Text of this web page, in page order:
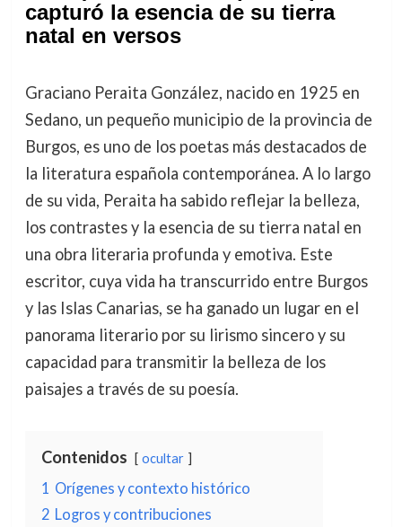
capturó la esencia de su tierra
natal en versos
Graciano Peraita González, nacido en 1925 en
Sedano, un pequeño municipio de la provincia de
Burgos, es uno de los poetas más destacados de
la literatura española contemporánea. A lo largo
de su vida, Peraita ha sabido reflejar la belleza,
los contrastes y la esencia de su tierra natal en
una obra literaria profunda y emotiva. Este
escritor, cuya vida ha transcurrido entre Burgos
y las Islas Canarias, se ha ganado un lugar en el
panorama literario por su lirismo sincero y su
capacidad para transmitir la belleza de los
paisajes a través de su poesía.
Contenidos ocultar
1 Orígenes y contexto histórico
2 Logros y contribuciones